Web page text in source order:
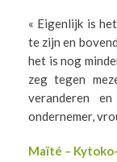
« Eigenlijk is
te zijn en
het is nog
zeg tegen
veranderen
ondernemer,
Maïté –